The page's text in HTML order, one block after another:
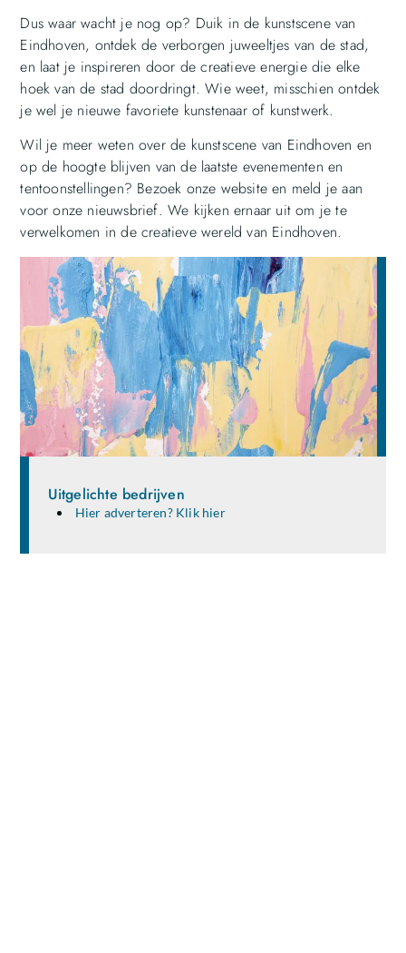
Dus waar wacht je nog op? Duik in de kunstscene van
Eindhoven, ontdek de verborgen juweeltjes van de stad,
en laat je inspireren door de creatieve energie die elke
hoek van de stad doordringt. Wie weet, misschien ontdek
je wel je nieuwe favoriete kunstenaar of kunstwerk.
Wil je meer weten over de kunstscene van Eindhoven en
op de hoogte blijven van de laatste evenementen en
tentoonstellingen? Bezoek onze website en meld je aan
voor onze nieuwsbrief. We kijken ernaar uit om je te
verwelkomen in de creatieve wereld van Eindhoven.
Uitgelichte bedrijven
Hier adverteren? Klik hier